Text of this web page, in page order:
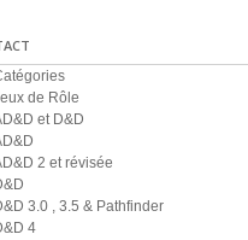
de Rôle
et D&D
2 et révisée
3.0 , 3.5 & Pathfinder
4